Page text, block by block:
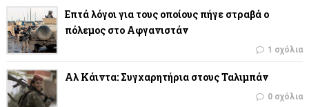
Επτά λόγοι για τους οποίους πήγε στραβά ο
πόλεμος στο Αφγανιστάν
1 σχόλια
Αλ Κάιντα: Συγχαρητήρια στους Ταλιμπάν
0 σχόλια